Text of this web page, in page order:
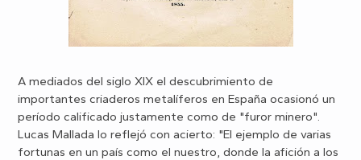
A mediados del siglo XIX el descubrimiento de
importantes criaderos metalíferos en España ocasionó un
período calificado justamente como de "furor minero".
Lucas Mallada lo reflejó con acierto: "El ejemplo de varias
fortunas en un país como el nuestro, donde la afición a los